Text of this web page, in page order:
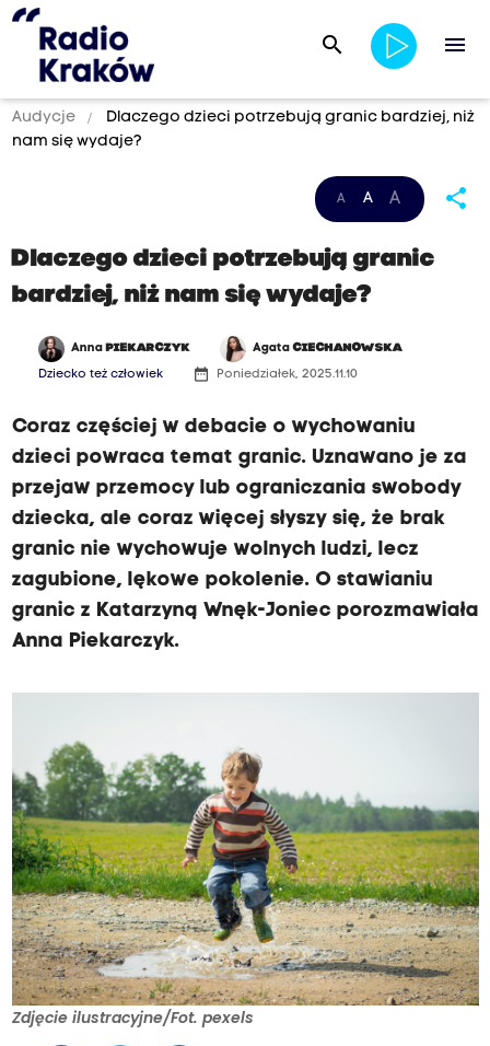
search menu
Audycje
Dlaczego dzieci potrzebują granic bardziej, niż
nam się wydaje?
A A A share
Dlaczego dzieci potrzebują granic
bardziej, niż nam się wydaje?
Anna PIEKARCZYK AgataCIECHANOWSKA
Dziecko też człowiek date_range Poniedziałek, 2025.11.10
Coraz częściej w debacie o wychowaniu
dzieci powraca temat granic. Uznawano je za
przejaw przemocy lub ograniczania swobody
dziecka, ale coraz więcej słyszy się, że brak
granic nie wychowuje wolnych ludzi, lecz
zagubione, lękowe pokolenie. O stawianiu
granic z Katarzyną Wnęk-Joniec porozmawiała
Anna Piekarczyk.
Zdjęcie ilustracyjne/Fot. pexels